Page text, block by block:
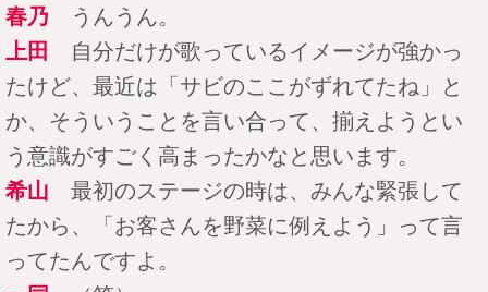
春乃 うんうん。
上田 自分だけが歌っているイメージが強かっ
たけど、最近は「サビのここがずれてたね」と
か、そういうことを言い合って、揃えようとい
う意識がすごく高まったかなと思います。
希山 最初のステージの時は、みんな緊張して
たから、「お客さんを野菜に例えよう」って言
ってたんですよ。